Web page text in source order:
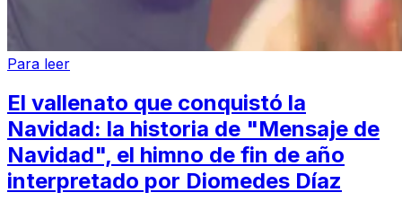
Para leer
El vallenato que conquistó la
Navidad: la historia de "Mensaje de
Navidad", el himno de fin de año
interpretado por Diomedes Díaz